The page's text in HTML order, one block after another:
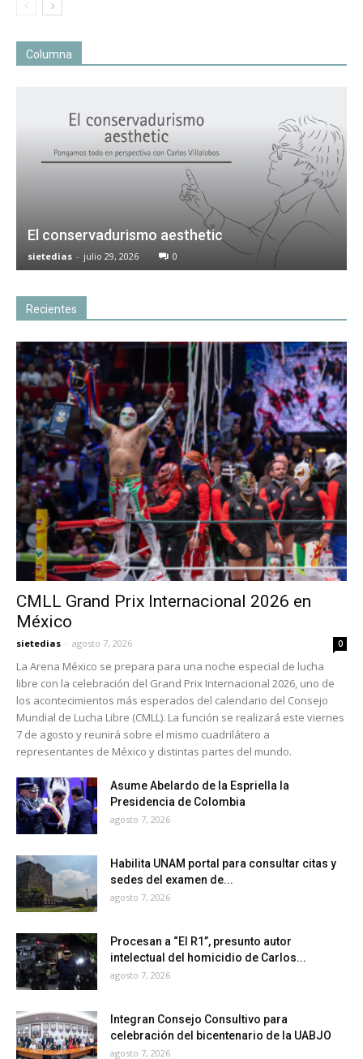
Columna
El conservadurismo aesthetic
sietedias - julio 29, 2026 0
Recientes
CMLL Grand Prix Internacional 2026 en
México
sietedias - agosto 7, 2026 0
La Arena México se prepara para una noche especial de lucha
libre con la celebración del Grand Prix Internacional 2026, uno de
los acontecimientos más esperados del calendario del Consejo
Mundial de Lucha Libre (CMLL). La función se realizará este viernes
7 de agosto y reunirá sobre el mismo cuadrilátero a
representantes de México y distintas partes del mundo.
Asume Abelardo de la Espriella la
Presidencia de Colombia
agosto 7, 2026
Habilita UNAM portal para consultar citas y
sedes del examen de...
agosto 7, 2026
Procesan a “El R1”, presunto autor
intelectual del homicidio de Carlos...
agosto 7, 2026
Integran Consejo Consultivo para
celebración del bicentenario de la UABJO
agosto 7, 2026